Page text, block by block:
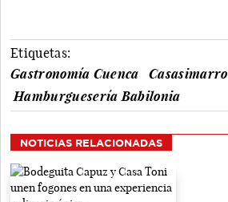
Etiquetas:
Gastronomía Cuenca
Casasimarro
Hamburguesería Babilonia
NOTICIAS RELACIONADAS